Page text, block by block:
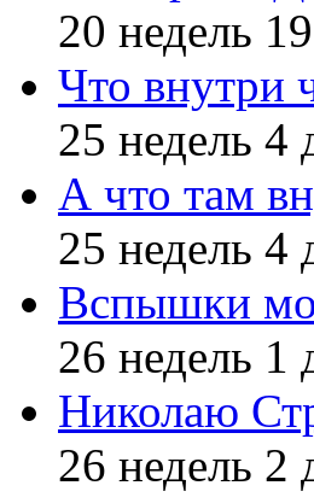
20 недель
Что внутри
25 недель 4
А что там
25 недель 4
Вспышки
26 недель 1
Николаю
26 недель 2